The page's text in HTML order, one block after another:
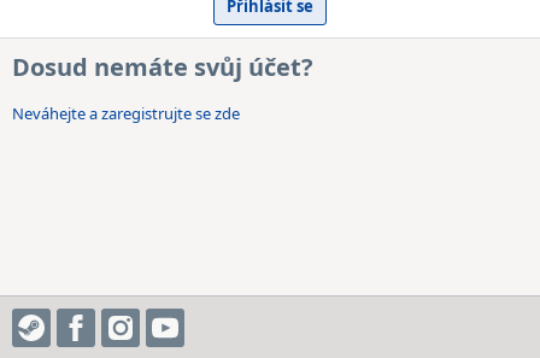
Dosud nemáte svůj účet?
Neváhejte a zaregistrujte se zde